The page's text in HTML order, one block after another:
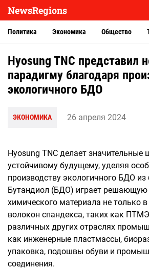
NewsRegions
Политика Экономика Общество
Hyosung TNC представил
парадигму благодаря
экологичного БДО
ЭКОНОМИКА 26 апреля 2024
Hyosung TNC делает значительные
устойчивому будущему, уделяя
производству экологичного БДО
Бутандиол (БДО) играет решающую
химического материала не только
волокон спандекса, таких как
различных других отраслях
как инженерные пластмассы,
упаковка, подошвы обуви и
соединения.